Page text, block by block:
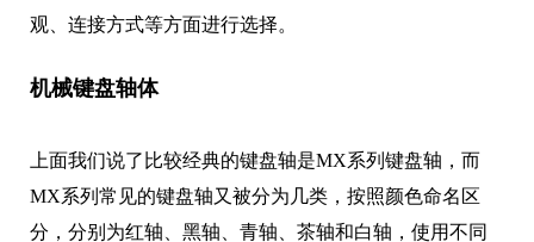
观、连接方式等方面进行选择。
机械键盘轴体
上面我们说了比较经典的键盘轴是MX系列键盘轴，而
MX系列常见的键盘轴又被分为几类，按照颜色命名区
分，分别为红轴、黑轴、青轴、茶轴和白轴，使用不同